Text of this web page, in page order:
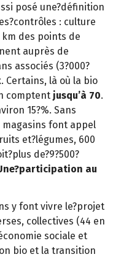
posé une?définition
: culture
des points de
auprès de
associés (3?000?
Certains, là où la bio
comptent jusqu’à 70.
15?%. Sans
magasins font appel
et?légumes, 600
de?9?500?
au
y font vivre le?projet
collectives (44 en
sociale et
bio et la transition